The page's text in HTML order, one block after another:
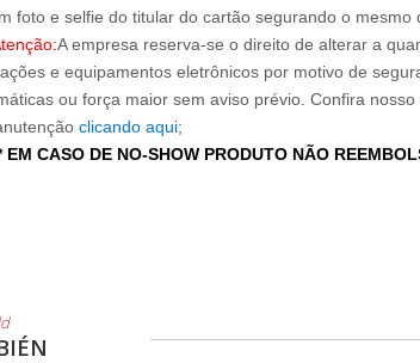
foto e selfie do titular do cartão segurando o mesmo
A empresa reserva-se o direito de alterar a
e equipamentos eletrônicos por motivo de
ou força maior sem aviso prévio. Confira nosso
clicando aqui;
EM CASO DE NO-SHOW PRODUTO NÃO